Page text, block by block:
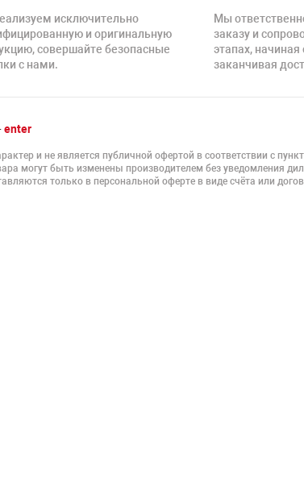
исключительно
и оригинальную
совершайте безопасные
с нами.
Мы
заказу и
этапах,
заканчивая
enter
и не является публичной офертой в соответствии с
могут быть изменены производителем без уведомления
только в персональной оферте в виде счёта или